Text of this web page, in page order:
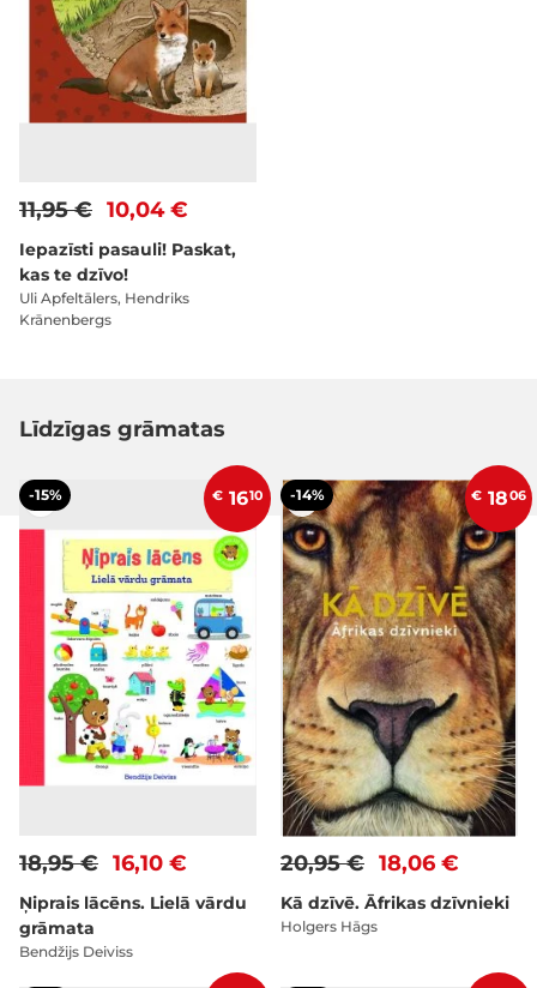
10,04 €
11,95 €
Iepazīsti pasauli! Paskat,
kas te dzīvo!
Uli Apfeltālers, Hendriks
Krānenbergs
Līdzīgas grāmatas
-15% € 1610
16,10 €
18,95 €
Ņiprais lācēns. Lielā vārdu
grāmata
Bendžijs Deiviss
-14% € 1806
18,06 €
20,95 €
Kā dzīvē. Āfrikas dzīvnieki
Holgers Hāgs